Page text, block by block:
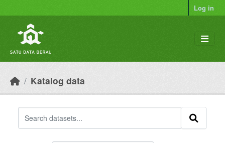
Log in
Katalog data